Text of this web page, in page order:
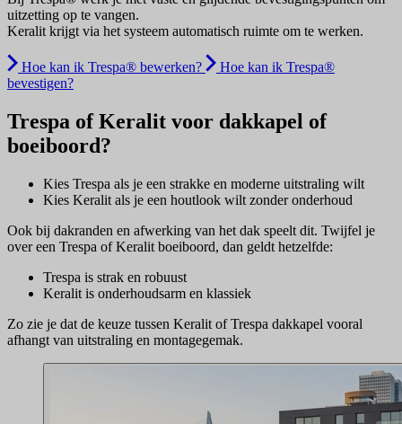
uitzetting op te vangen.
Keralit krijgt via het systeem automatisch ruimte om te werken.
Hoe kan ik Trespa® bewerken?
Hoe kan ik Trespa®
bevestigen?
Trespa of Keralit voor dakkapel of
boeiboord?
Kies Trespa als je een strakke en moderne uitstraling wilt
Kies Keralit als je een houtlook wilt zonder onderhoud
Ook bij dakranden en afwerking van het dak speelt dit. Twijfel je
over een Trespa of Keralit boeiboord, dan geldt hetzelfde:
Trespa is strak en robuust
Keralit is onderhoudsarm en klassiek
Zo zie je dat de keuze tussen Keralit of Trespa dakkapel vooral
afhangt van uitstraling en montagegemak.